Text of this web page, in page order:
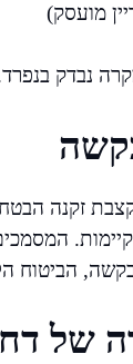
מועסק)
נבדק
זקנה
הביטוח
של